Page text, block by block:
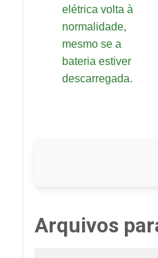
elétrica volta à
normalidade,
mesmo se a
bateria estiver
descarregada.
Arquivos